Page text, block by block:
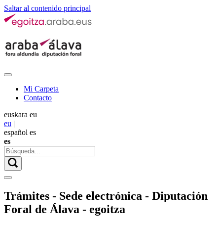
Saltar al contenido principal
Mi Carpeta
Contacto
euskara eu
eu |
español es
es
Trámites - Sede electrónica - Diputación
Foral de Álava - egoitza